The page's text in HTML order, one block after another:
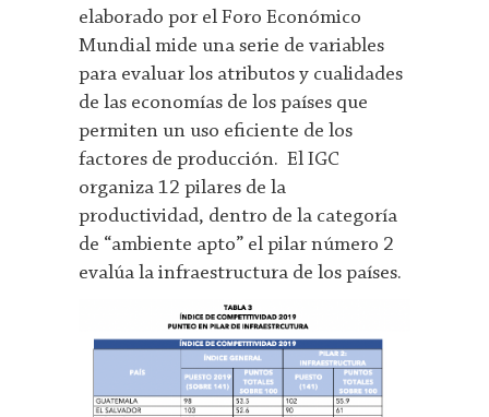
elaborado por el Foro Económico
Mundial mide una serie de variables
para evaluar los atributos y cualidades
de las economías de los países que
permiten un uso eficiente de los
factores de producción. El IGC
organiza 12 pilares de la
productividad, dentro de la categoría
de “ambiente apto” el pilar número 2
evalúa la infraestructura de los países.